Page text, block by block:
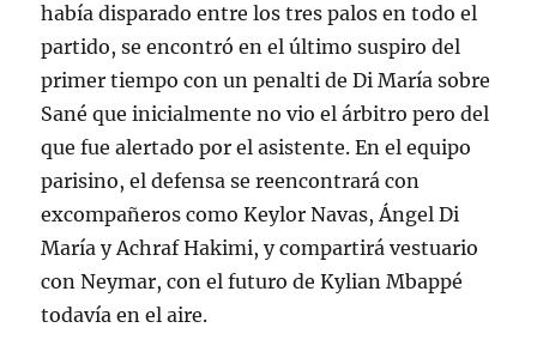
había disparado entre los tres palos en todo el
partido, se encontró en el último suspiro del
primer tiempo con un penalti de Di María sobre
Sané que inicialmente no vio el árbitro pero del
que fue alertado por el asistente. En el equipo
parisino, el defensa se reencontrará con
excompañeros como Keylor Navas, Ángel Di
María y Achraf Hakimi, y compartirá vestuario
con Neymar, con el futuro de Kylian Mbappé
todavía en el aire.